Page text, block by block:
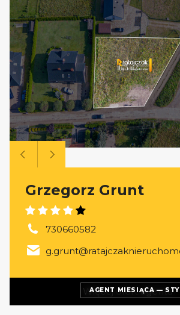
AGENT MIESIĄCA — STY
Grzegorz Grunt
730660582
Więcej ofertagenta